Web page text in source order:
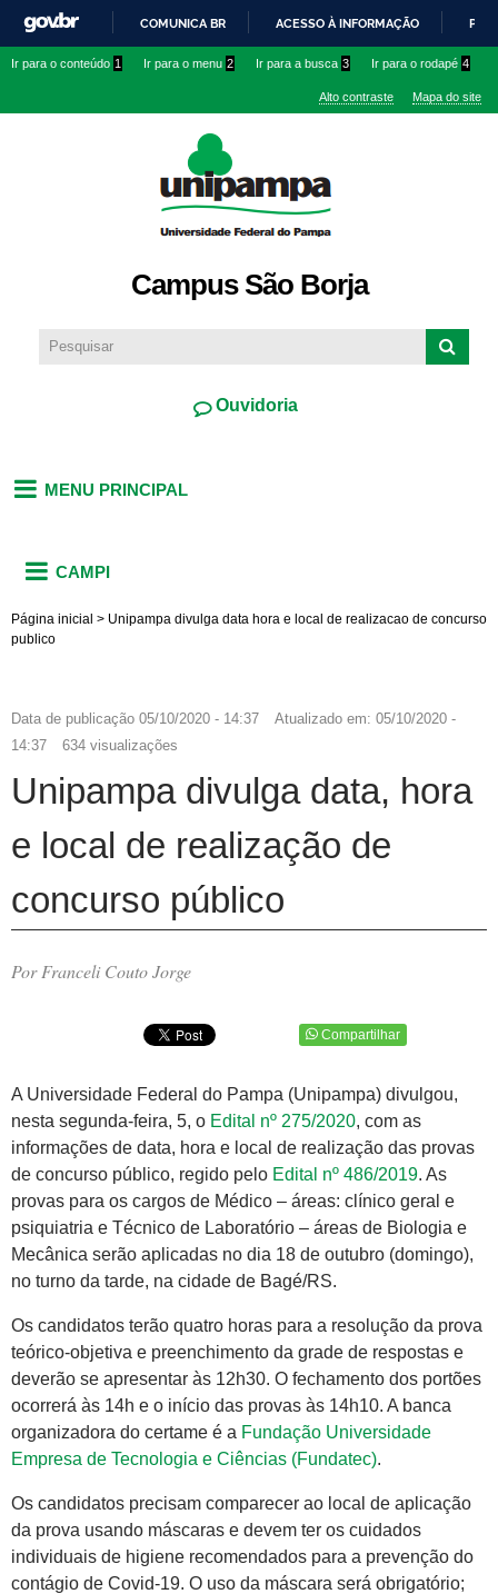
conteúdo
IR
O
COMUNICA BR ACESSO À INFORMAÇÃO
Ir para o conteúdo 1 Ir para o menu 2 Ir para a busca 3 Ir para o rodapé 4
Alto contraste Mapa do site
Campus São Borja
Ouvidoria
MENU PRINCIPAL
CAMPI
Página inicial > Unipampa divulga data hora e local de realizacao de concurso
publico
Data de publicação 05/10/2020 - 14:37 Atualizado em: 05/10/2020 -
14:37
634 visualizações
Unipampa divulga data, hora
e local de realização de
concurso público
Por Franceli Couto Jorge
Compartilhar
A Universidade Federal do Pampa (Unipampa) divulgou,
nesta segunda-feira, 5, o Edital nº 275/2020, com as
informações de data, hora e local de realização das provas
de concurso público, regido pelo Edital nº 486/2019. As
provas para os cargos de Médico – áreas: clínico geral e
psiquiatria e Técnico de Laboratório – áreas de Biologia e
Mecânica serão aplicadas no dia 18 de outubro (domingo),
no turno da tarde, na cidade de Bagé/RS.
Os candidatos terão quatro horas para a resolução da prova
teórico-objetiva e preenchimento da grade de respostas e
deverão se apresentar às 12h30. O fechamento dos portões
ocorrerá às 14h e o início das provas às 14h10. A banca
organizadora do certame é a Fundação Universidade
Empresa de Tecnologia e Ciências (Fundatec).
Os candidatos precisam comparecer ao local de aplicação
da prova usando máscaras e devem ter os cuidados
individuais de higiene recomendados para a prevenção do
contágio de Covid-19. O uso da máscara será obrigatório;